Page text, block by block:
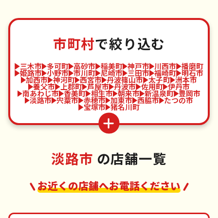
市町村で絞り込む
三木市 多可町 高砂市 稲美町 神戸市 川西市 播磨町
姫路市 小野市 市川町 尼崎市 三田市 福崎町 明石市
加西市 神河町 西宮市 丹波篠山市 太子町 洲本市
養父市 上郡町 芦屋市 丹波市 佐用町 伊丹市
南あわじ市 香美町 相生市 朝来市 新温泉町 豊岡市
淡路市 宍粟市 赤穂市 加東市 西脇市 たつの市
宝塚市 猪名川町
淡路市 の店舗一覧
お近くの店舗へお電話ください